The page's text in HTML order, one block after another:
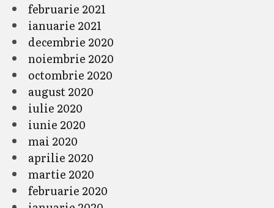
februarie 2021
ianuarie 2021
decembrie 2020
noiembrie 2020
octombrie 2020
august 2020
iulie 2020
iunie 2020
mai 2020
aprilie 2020
martie 2020
februarie 2020